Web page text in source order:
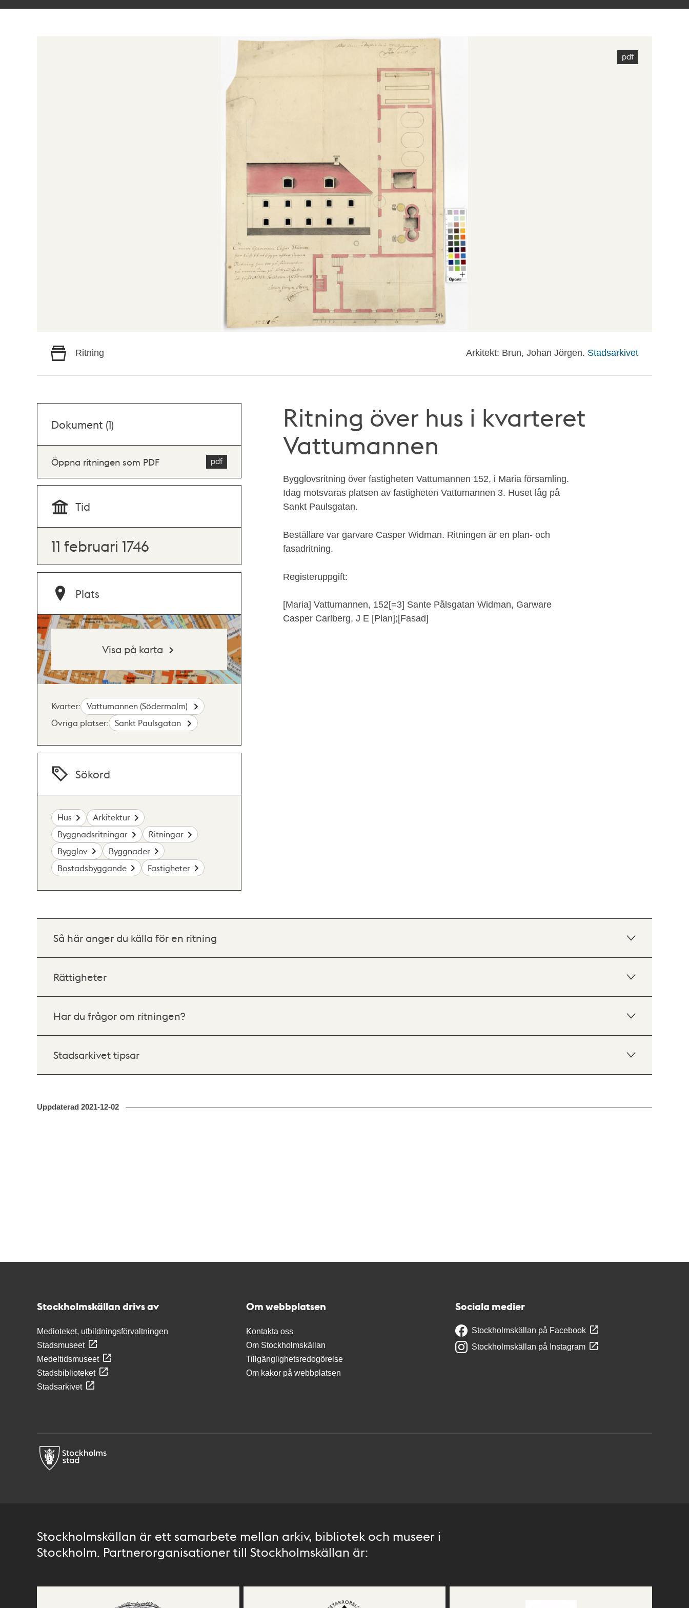
Ritning Arkitekt: Brun, Johan Jörgen. Stadsarkivet
Ritning över hus i kvarteret
Vattumannen
Bygglovsritning över fastigheten Vattumannen 152, i Maria församling.
Idag motsvaras platsen av fastigheten Vattumannen 3. Huset låg på
Sankt Paulsgatan.
Beställare var garvare Casper Widman. Ritningen är en plan- och
fasadritning.
Registeruppgift:
[Maria] Vattumannen, 152[=3] Sante Pålsgatan Widman, Garware
Casper Carlberg, J E [Plan];[Fasad]
Dokument (1)
Öppna ritningen som PDF
Tid
11 februari 1746
Plats
Visa på karta
Kvarter:
Vattumannen (Södermalm)
Övriga platser:
Sankt Paulsgatan
Sökord
Hus
Arkitektur
Byggnadsritningar
Ritningar
Bygglov
Byggnader
Bostadsbyggande
Fastigheter
Så här anger du källa för en ritning
Rättigheter
Har du frågor om ritningen?
Stadsarkivet tipsar
Uppdaterad 2021-12-02
Stockholmskällan drivs av
Medioteket, utbildningsförvaltningen
Stadsmuseet
Medeltidsmuseet
Stadsbiblioteket
Stadsarkivet
Om webbplatsen
Kontakta oss
Om Stockholmskällan
Tillgänglighetsredogörelse
Om kakor på webbplatsen
Sociala medier
Stockholmskällan på Facebook
Stockholmskällan på Instagram
Stockholmskällan är ett samarbete mellan arkiv, bibliotek och museer i
Stockholm. Partnerorganisationer till Stockholmskällan är: